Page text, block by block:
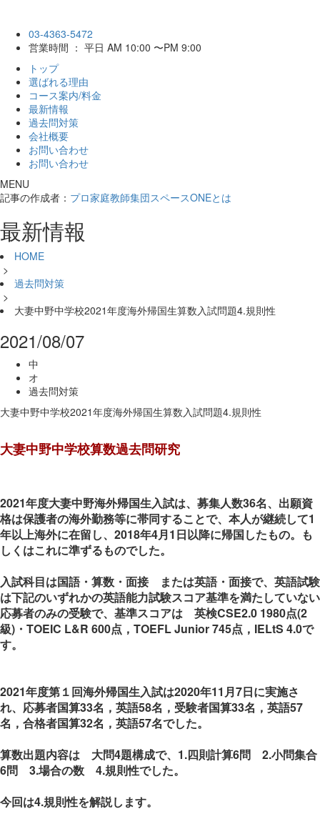
03-4363-5472
営業時間 ： 平日 AM 10:00 〜PM 9:00
トップ
選ばれる理由
コース案内/料金
最新情報
過去問対策
会社概要
お問い合わせ
お問い合わせ
MENU
記事の作成者： プロ家庭教師集団スペースONEとは
最新情報
HOME
>
過去問対策
>
大妻中野中学校2021年度海外帰国生算数入試問題4.規則性
2021/08/07
中
オ
過去問対策
大妻中野中学校2021年度海外帰国生算数入試問題4.規則性
大妻中野中学校算数過去問研究
2021年度大妻中野海外帰国生入試は、募集人数36名、出願資
格は保護者の海外勤務等に帯同することで、本人が継続して1
年以上海外に在留し、2018年4月1日以降に帰国したもの。も
しくはこれに準ずるものでした。
入試科目は国語・算数・面接 または英語・面接で、英語試験
は下記のいずれかの英語能力試験スコア基準を満たしていない
応募者のみの受験で、基準スコアは 英検CSE2.0 1980点(2
級)・TOEIC L&R 600点，TOEFL Junior 745点，IELtS 4.0で
す。
2021年度第１回海外帰国生入試は2020年11月7日に実施さ
れ、応募者国算33名，英語58名，受験者国算33名，英語57
名，合格者国算32名，英語57名でした。
算数出題内容は 大問4題構成で、1.四則計算6問 2.小問集合
6問 3.場合の数 4.規則性でした。
今回は4.規則性を解説します。